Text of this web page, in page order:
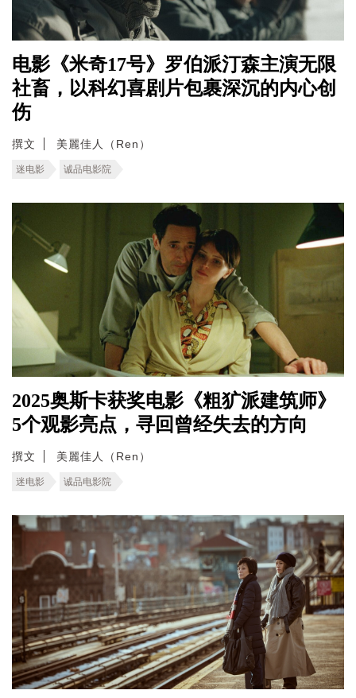
电影《米奇17号》罗伯派汀森主演无限
社畜，以科幻喜剧片包裹深沉的内心创
伤
撰文 美麗佳人（Ren）
迷电影 诚品电影院
2025奥斯卡获奖电影《粗犷派建筑师》
5个观影亮点，寻回曾经失去的方向
撰文 美麗佳人（Ren）
迷电影 诚品电影院